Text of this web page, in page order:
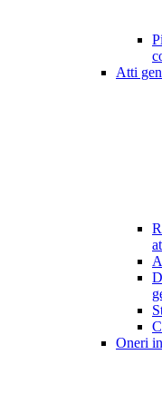
Atti
Oneri